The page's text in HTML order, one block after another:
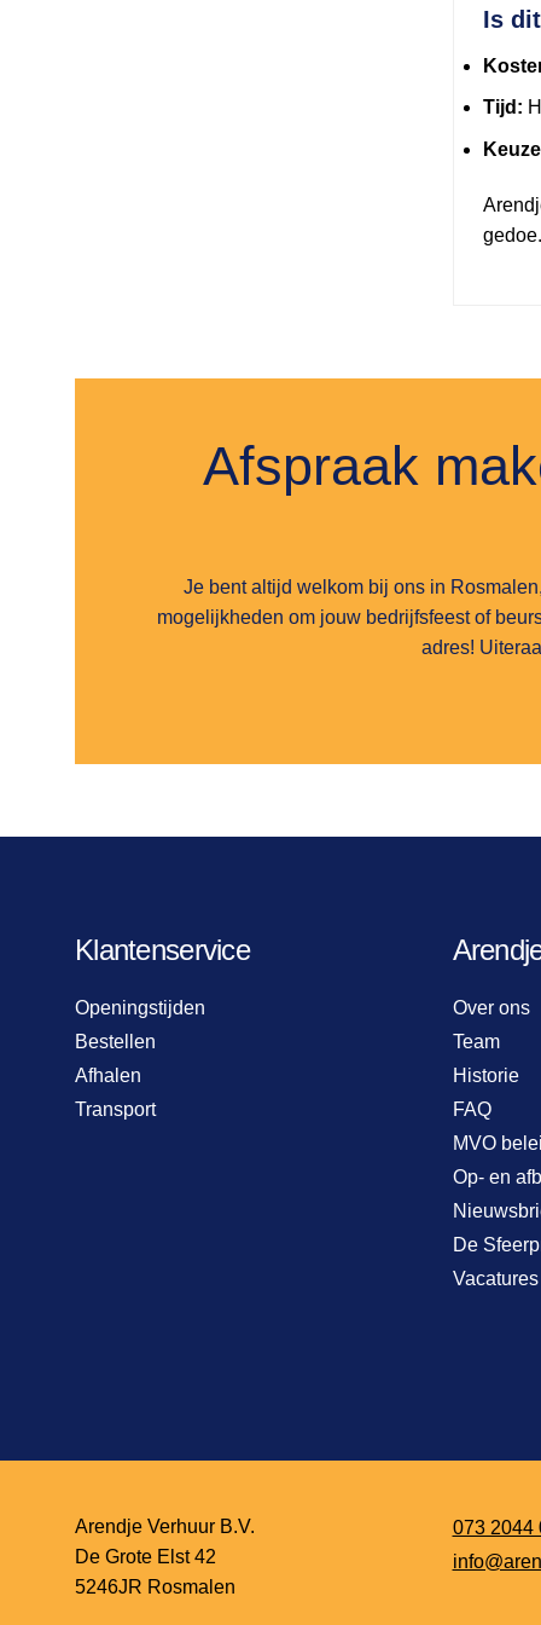
Is
Tijd:
Afspraak
Je bent altijd welkom bij ons in
mogelijkheden om jouw bedrijfsfeest of
adres!
Klantenservice
Openingstijden
Bestellen
Afhalen
Transport
Over ons
Team
Historie
FAQ
MVO
Op- en
De
Vacatures
Arendje Verhuur B.V.
De Grote Elst 42
5246JR Rosmalen
073 2044